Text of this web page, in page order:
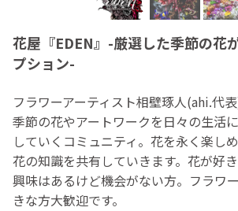
花屋『EDEN』-厳選した季節の花
プション-
フラワーアーティスト相壁琢人(ahi.代
季節の花やアートワークを日々の生活
していくコミュニティ。花を永く楽し
花の知識を共有していきます。花が好き
興味はあるけど機会がない方。フラワ
きな方大歓迎です。